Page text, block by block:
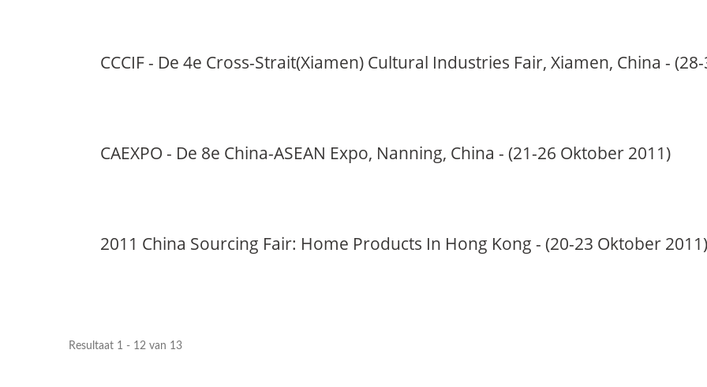
CCCIF - De 4e Cross-Strait(Xiamen) Cultural Industries Fair, Xiamen, China -
CAEXPO - De 8e China-ASEAN Expo, Nanning, China - (21-26 Oktober 2011)
2011 China Sourcing Fair: Home Products In Hong Kong - (20-23 Oktober 2011)
Resultaat 1 - 12 van 13